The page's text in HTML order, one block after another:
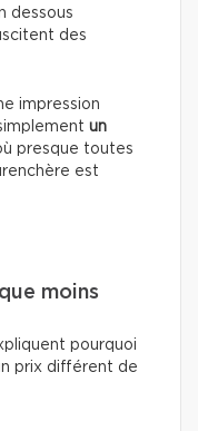
dessous
des
impression
un
presque toutes
est
moins
pourquoi
prix différent de